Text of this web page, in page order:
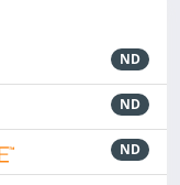
ND
ND
ND